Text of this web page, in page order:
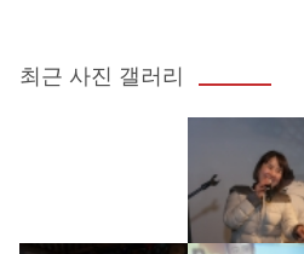
최근 사진 갤러리